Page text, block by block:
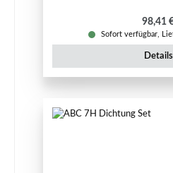
98,41
Sofort verfügbar,
Details